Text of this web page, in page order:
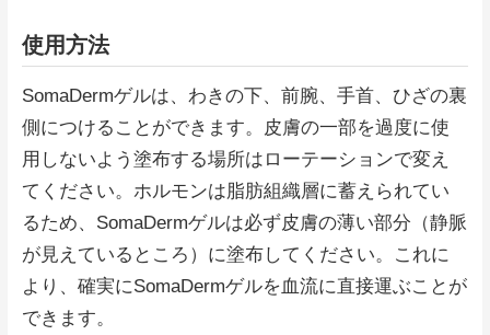
使用方法
SomaDermゲルは、わきの下、前腕、手首、ひざの裏
側につけることができます。皮膚の一部を過度に使
用しないよう塗布する場所はローテーションで変え
てください。ホルモンは脂肪組織層に蓄えられてい
るため、SomaDermゲルは必ず皮膚の薄い部分（静脈
が見えているところ）に塗布してください。これに
より、確実にSomaDermゲルを血流に直接運ぶことが
できます。